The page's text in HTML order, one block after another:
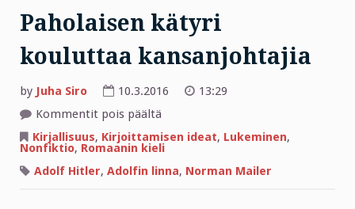
Paholaisen kätyri
kouluttaa kansanjohtajia
by Juha Siro 10.3.2016
13:29
Kommentit pois päältä
kätyri
kouluttaa
Kirjallisuus, Kirjoittamisen ideat, Lukeminen,
Nonfiktio, Romaanin kieli
Adolf Hitler, Adolfin linna, Norman Mailer